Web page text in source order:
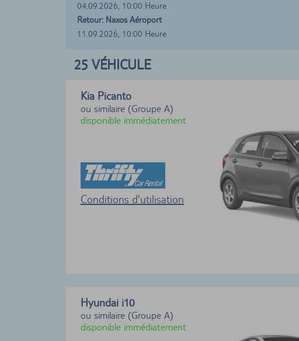
04.09.2026, 10:00 Heure
Retour: Naxos Aéroport
11.09.2026, 10:00 Heure
25 VÉHICULE
Kia Picanto
ou similaire (Groupe A)
disponible immédiatement
Conditions d'utilisation
Hyundai i10
ou similaire (Groupe A)
disponible immédiatement